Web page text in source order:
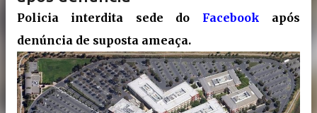
Policia interdita sede do Facebook após
denúncia de suposta ameaça.